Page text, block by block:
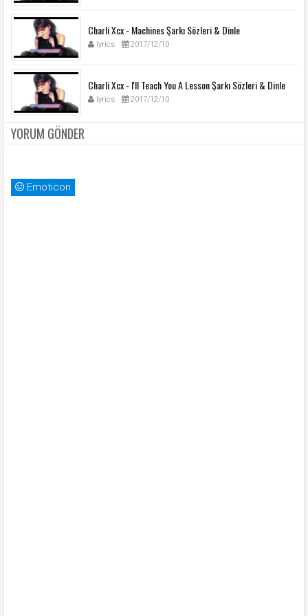
Charli Xcx - Machines Şarkı Sözleri & Dinle
lyrics 2017/12/10
Charli Xcx - I'll Teach You A Lesson Şarkı Sözleri & Dinle
lyrics 2017/12/10
YORUM GÖNDER
Emoticon